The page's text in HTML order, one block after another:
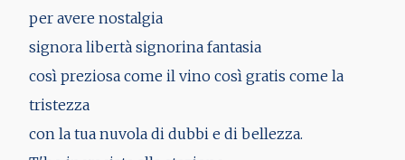
per avere nostalgia
signora libertà signorina fantasia
così preziosa come il vino così gratis come la
tristezza
con la tua nuvola di dubbi e di bellezza.